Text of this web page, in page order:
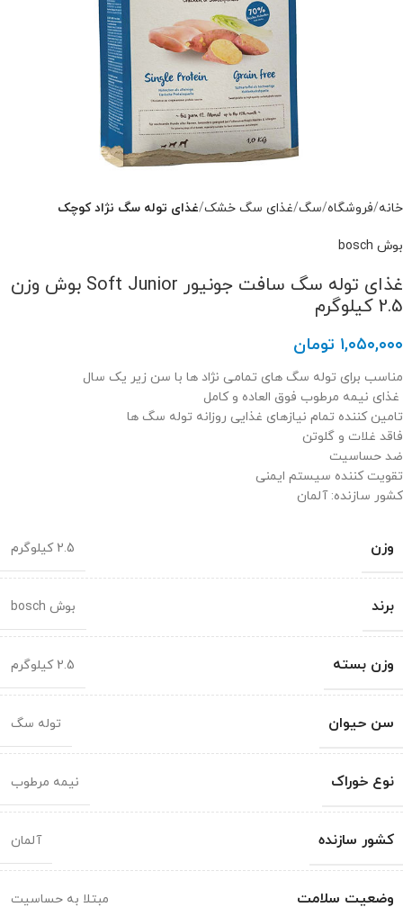
خانه فروشگاه سگ غذای سگ خشک غذای توله سگ نژاد کوچک
بوش bosch
غذای توله سگ سافت جونیور Soft Junior بوش وزن
2.5 کیلوگرم
۱,۰۵۰,۰۰۰ تومان
مناسب برای توله سگ های تمامی نژاد ها با سن زیر یک سال
غذای نیمه مرطوب فوق العاده و کامل
تامین کننده تمام نیازهای غذایی روزانه توله سگ ها
فاقد غلات و گلوتن
ضد حساسیت
تقویت کننده سیستم ایمنی
کشور سازنده: آلمان
وزن 2.5 کیلوگرم
برند بوش bosch
وزن بسته 2.5 کیلوگرم
سن حیوان توله سگ
نوع خوراک نیمه مرطوب
کشور سازنده آلمان
وضعیت سلامت مبتلا به حساسیت